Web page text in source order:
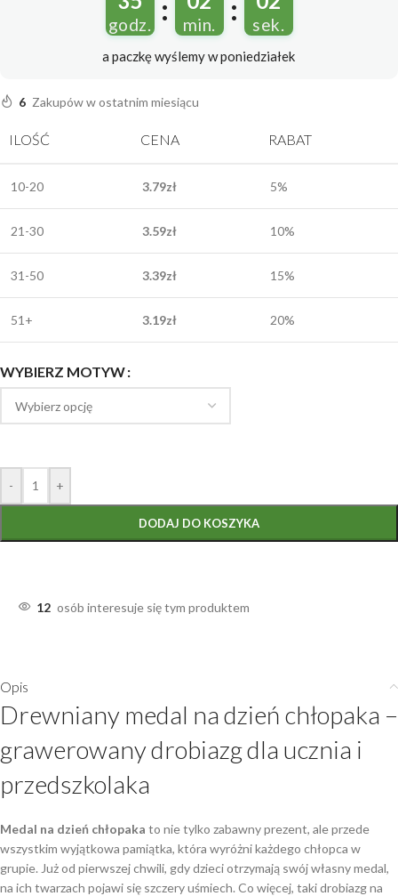
godz. : min. : sek.
a paczkę wyślemyw poniedziałek
6 Zakupów w ostatnim miesiącu
ILOŚĆ CENA RABAT
10-20 3.79zł 5%
21-30 3.59zł 10%
31-50 3.39zł 15%
51+ 3.19zł 20%
WYBIERZ MOTYW
- +
DODAJ DO KOSZYKA
12 osób interesuje się tym produktem
Opis
Drewniany medal na dzień chłopaka –
grawerowany drobiazg dla ucznia i
przedszkolaka
Medal na dzień chłopaka to nie tylko zabawny prezent, ale przede
wszystkim wyjątkowa pamiątka, która wyróżni każdego chłopca w
grupie. Już od pierwszej chwili, gdy dzieci otrzymają swój własny medal,
na ich twarzach pojawi się szczery uśmiech. Co więcej, taki drobiazg na